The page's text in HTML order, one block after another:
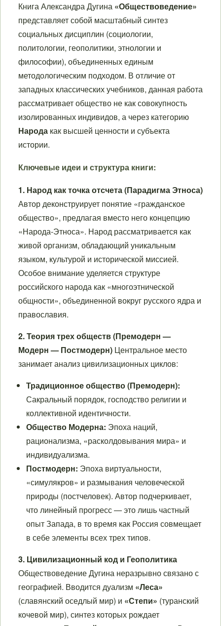
Книга Александра Дугина «Обществоведение»
представляет собой масштабный синтез
социальных дисциплин (социологии,
политологии, геополитики, этнологии и
философии), объединенных единым
методологическим подходом. В отличие от
западных классических учебников, данная работа
рассматривает общество не как совокупность
изолированных индивидов, а через категорию
Народа как высшей ценности и субъекта
истории.
Ключевые идеи и структура книги:
1. Народ как точка отсчета (Парадигма Этноса)
Автор деконструирует понятие «гражданское
общество», предлагая вместо него концепцию
«Народа-Этноса». Народ рассматривается как
живой организм, обладающий уникальным
языком, культурой и исторической миссией.
Особое внимание уделяется структуре
российского народа как «многоэтнической
общности», объединенной вокруг русского ядра и
православия.
2. Теория трех обществ (Премодерн —
Модерн — Постмодерн) Центральное место
занимает анализ цивилизационных циклов:
Традиционное общество (Премодерн):
Сакральный порядок, господство религии и
коллективной идентичности.
Общество Модерна: Эпоха наций,
рационализма, «расколдовывания мира» и
индивидуализма.
Постмодерн: Эпоха виртуальности,
«симулякров» и размывания человеческой
природы (постчеловек). Автор подчеркивает,
что линейный прогресс — это лишь частный
опыт Запада, в то время как Россия совмещает
в себе элементы всех трех типов.
3. Цивилизационный код и Геополитика
Обществоведение Дугина неразрывно связано с
географией. Вводится дуализм «Леса»
(славянский оседлый мир) и «Степи» (туранский
кочевой мир), синтез которых рождает